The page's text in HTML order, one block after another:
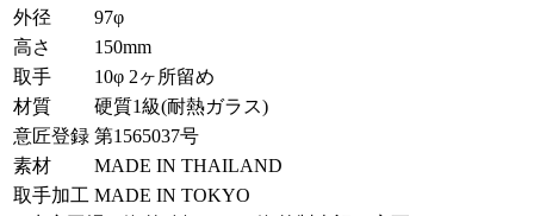
外径
97φ
高さ
150mm
取手
10φ 2ヶ所留め
材質
硬質1級(耐熱ガラス)
意匠登録 第1565037号
素材
MADE IN THAILAND
取手加工 MADE IN TOKYO